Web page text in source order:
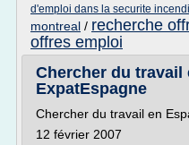
d'emploi dans la securite
montreal / recherche
offres emploi
Chercher du travail
ExpatEspagne
Chercher du travail en
12 février 2007